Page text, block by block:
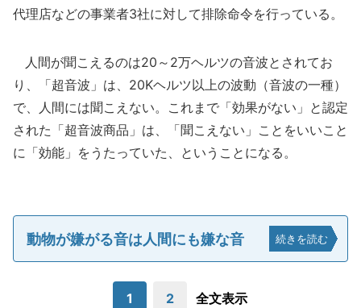
代理店などの事業者3社に対して排除命令を行っている。
人間が聞こえるのは20～2万ヘルツの音波とされてお
り、「超音波」は、20Kヘルツ以上の波動（音波の一種）
で、人間には聞こえない。これまで「効果がない」と認定
された「超音波商品」は、「聞こえない」ことをいいこと
に「効能」をうたっていた、ということになる。
動物が嫌がる音は人間にも嫌な音 続きを読む
1 2 全文表示